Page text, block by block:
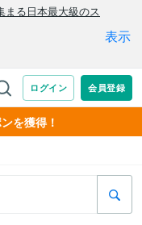
を獲得！